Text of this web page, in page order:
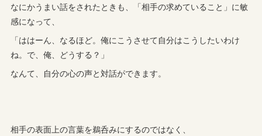
なにかうまい話をされたときも、「相手の求めていること」に敏
感になって、
「ははーん、なるほど。俺にこうさせて自分はこうしたいわけ
ね。で、俺、どうする？」
なんて、自分の心の声と対話ができます。
相手の表面上の言葉を鵜呑みにするのではなく、